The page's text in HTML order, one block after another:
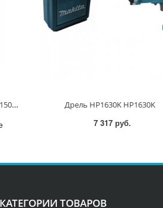
Дрель-шуруповерт 10 мм,320Вт,1500/450об/мин.,БЗП,56/21Нм,2скор,20 пол.+отвертка D-58833 DF0300X1 DF0300X1 Дрель HP1630K HP1630K
7 317 руб.
ТОВАРОВ